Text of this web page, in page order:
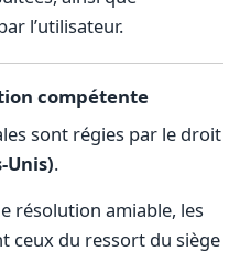
l’utilisateur.
compétente
sont régies par le droit
Unis).
résolution amiable, les
ceux du ressort du siège